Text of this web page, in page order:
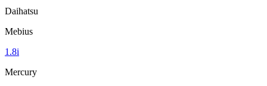
Daihatsu
Mebius
1.8i
Mercury